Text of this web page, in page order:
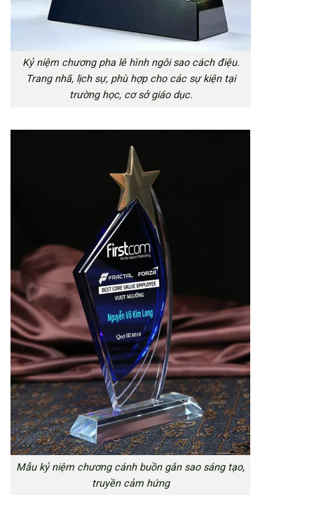
Kỷ niệm chương pha lê hình ngôi sao cách điệu.
Trang nhã, lịch sự, phù hợp cho các sự kiện tại
trường học, cơ sở giáo dục.
Mẫu kỷ niệm chương cánh buồn gắn sao sáng tạo,
truyền cảm hứng